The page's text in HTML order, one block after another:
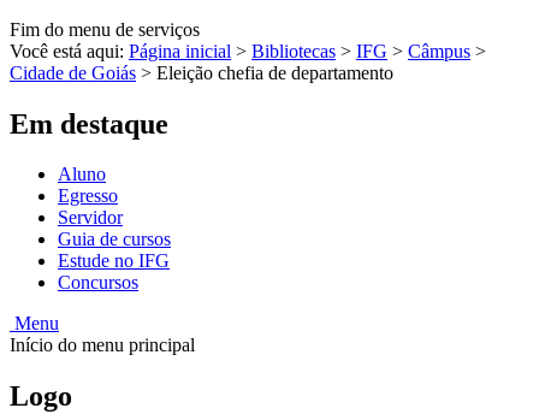
Fim do menu de serviços
Você está aqui: Página inicial > Bibliotecas > IFG > Câmpus >
Cidade de Goiás > Eleição chefia de departamento
Em destaque
Aluno
Egresso
Servidor
Guia de cursos
Estude no IFG
Concursos
Menu
Início do menu principal
Logo